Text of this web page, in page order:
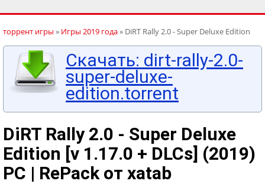
торрент игры » Игры 2019 года» DiRT Rally 2.0 - Super Deluxe Edition
Скачать: dirt-rally-2.0-
super-deluxe-
edition.torrent
DiRT Rally 2.0 - Super Deluxe
Edition [v 1.17.0 + DLCs] (2019)
PC | RePack от xatab